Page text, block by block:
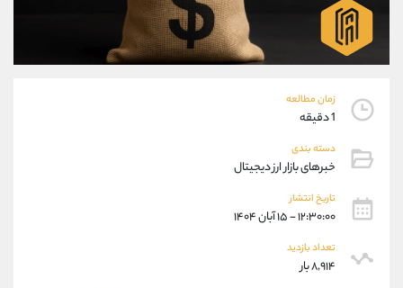
زمان مطالعه
1 دقیقه
دسته بندی
خبرهای بازار ارز دیجیتال
تاریخ انتشار
۱۲:۳۰:۰۰ - ۱۵ آبان ۱۴۰۴
تعداد بازدید
۸,۹۱۴ بار
واتساپ
تلگرام @Armteam_admin_33
پشتیبان فروش
موبایل
واتساپ
تلگرام
داخلی
اطلاعات تماس